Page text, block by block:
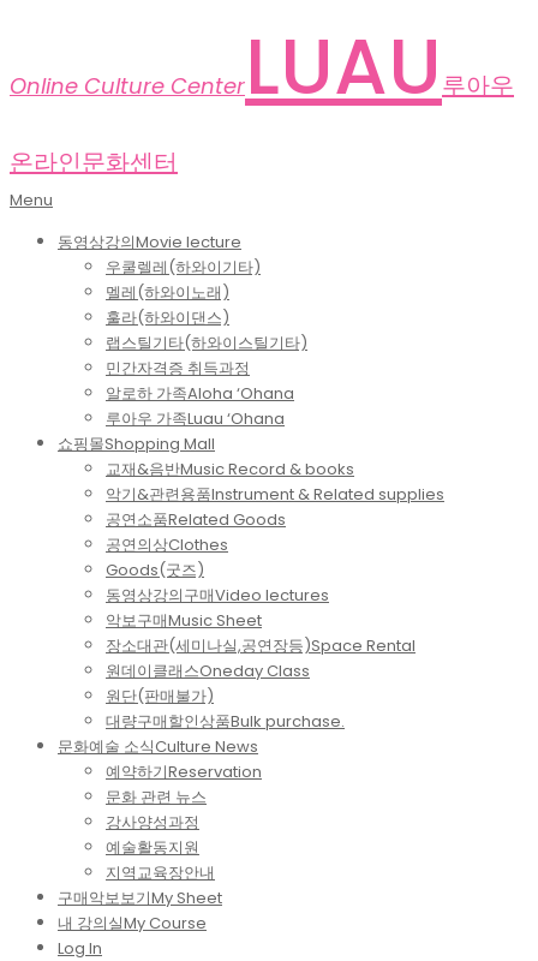
Online Culture Center LUAU 루아우
온라인문화센터
Primary
Menu
Menu
동영상강의Movie lecture
우쿨렐레(하와이기타)
멜레(하와이노래)
훌라(하와이댄스)
랩스틸기타(하와이스틸기타)
민간자격증 취득과정
알로하 가족Aloha ‘Ohana
루아우 가족Luau ‘Ohana
쇼핑몰Shopping Mall
교재&음반Music Record & books
악기&관련용품Instrument & Related supplies
공연소품Related Goods
공연의상Clothes
Goods(굿즈)
동영상강의구매Video lectures
악보구매Music Sheet
장소대관(세미나실,공연장등)Space Rental
원데이클래스Oneday Class
원단(판매불가)
대량구매할인상품Bulk purchase.
문화예술 소식Culture News
예약하기Reservation
문화 관련 뉴스
강사양성과정
예술활동지원
지역교육장안내
구매악보보기My Sheet
내 강의실My Course
Log In